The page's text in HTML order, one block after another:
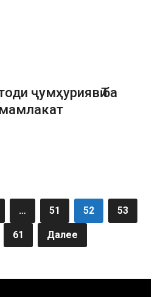
ҷумҳуриявӣ ба
… 51 52 53
61 Далее